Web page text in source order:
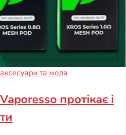
та мода
протікає і